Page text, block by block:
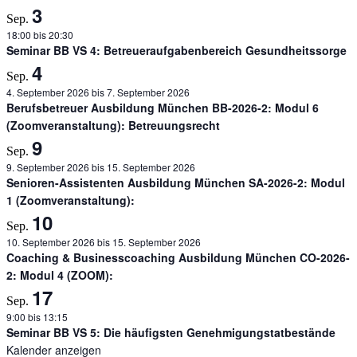
Sep. 3
18:00 bis20:30
Seminar BB VS 4: Betreueraufgabenbereich Gesundheitssorge
Sep. 4
4. September 2026 bis7. September 2026
Berufsbetreuer Ausbildung München BB-2026-2: Modul 6
(Zoomveranstaltung): Betreuungsrecht
Sep. 9
9. September 2026 bis 15. September 2026
Senioren-Assistenten Ausbildung München SA-2026-2: Modul
1 (Zoomveranstaltung):
Sep. 10
10. September 2026 bis 15. September 2026
Coaching & Businesscoaching Ausbildung München CO-2026-
2: Modul 4 (ZOOM):
Sep. 17
9:00 bis 13:15
Seminar BB VS 5: Die häufigsten Genehmigungstatbestände
Kalender anzeigen